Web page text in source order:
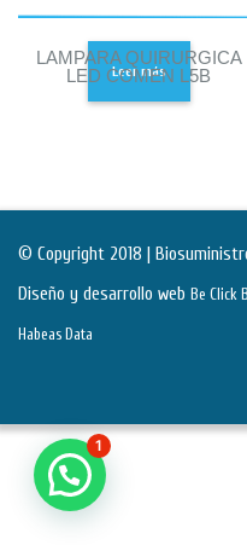
LAMPARA QUIRURGICA
LED COMEN L5B
Leer más
© Copyright 2018 |
Diseño y desarrollo web Be Click
Habeas Data
1